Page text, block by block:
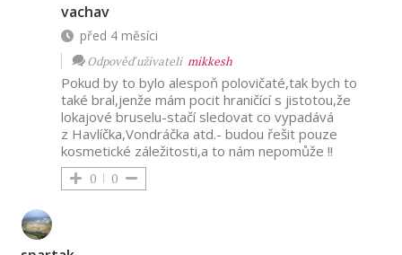
vachav
před 4 měsíci
Odpověď uživateli mikkesh
Pokud by to bylo alespoň polovičaté,tak bych to
také bral,jenže mám pocit hraničící s jistotou,že
lokajové bruselu-stačí sledovat co vypadává
z Havlíčka,Vondráčka atd.- budou řešit pouze
kosmetické záležitosti,a to nám nepomůže !!
0 0